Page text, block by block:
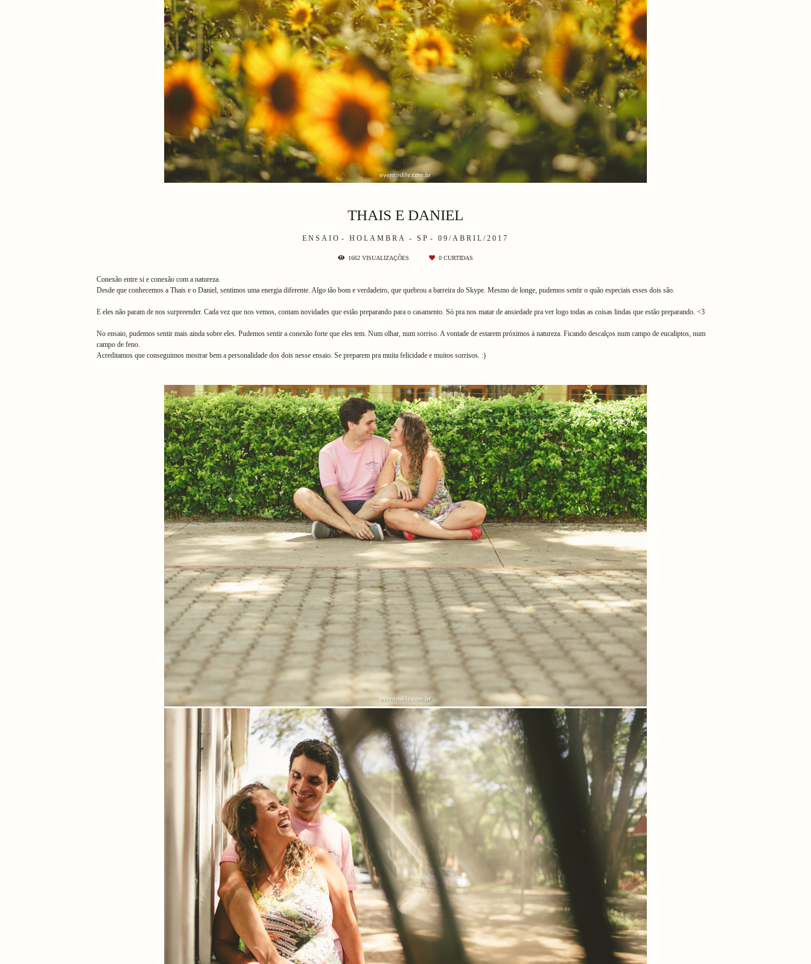
ENSAIO HOLAMBRA - SP 09/ABRIL/2017
THAIS E DANIEL
1662 VISUALIZAÇÕES 0 CURTIDAS
Conexão entre si e conexão com a natureza.
Desde que conhecemos a Thais e o Daniel, sentimos uma energia diferente. Algo tão bom e verdadeiro, que quebrou a barreira do Skype. Mesmo de longe, pudemos sentir o quão especiais esses dois são.
E eles não param de nos surpreender. Cada vez que nos vemos, contam novidades que estão preparando para o casamento. Só pra nos matar de ansiedade pra ver logo todas as coisas lindas que estão preparando. <3
No ensaio, pudemos sentir mais ainda sobre eles. Pudemos sentir a conexão forte que eles tem. Num olhar, num sorriso. A vontade de estarem próximos à natureza. Ficando descalços num campo de eucaliptos, num
campo de feno.
Acreditamos que conseguimos mostrar bem a personalidade dos dois nesse ensaio. Se preparem pra muita felicidade e muitos sorrisos. :)